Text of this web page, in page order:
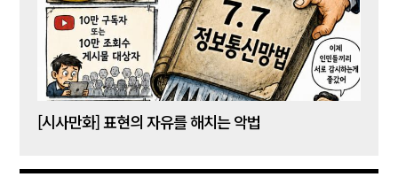
[시사만화] 표현의 자유를 해치는 악법